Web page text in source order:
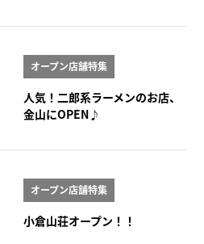
オープン店舗特集
人気！二郎系ラーメンのお店、
金山にOPEN♪
オープン店舗特集
小倉山荘オープン！！